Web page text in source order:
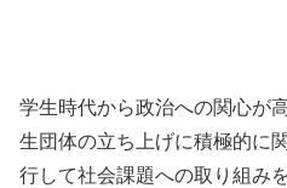
学生時代から政治への関心が
生団体の立ち上げに積極的に
行して社会課題への取り組み